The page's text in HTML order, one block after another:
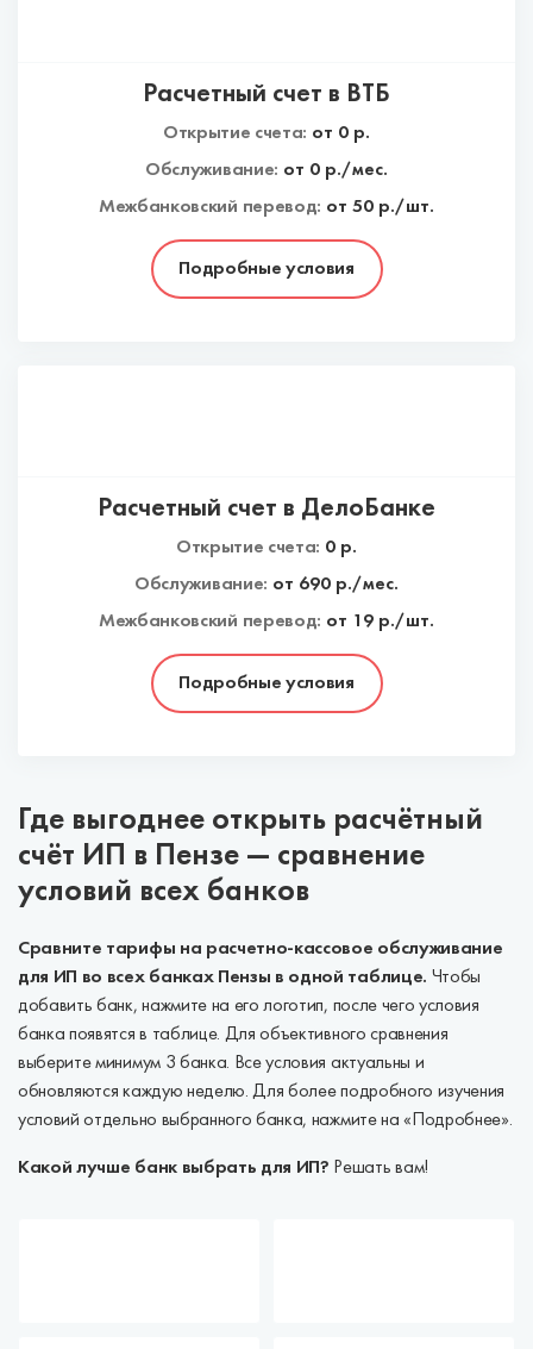
Подробные условия
Расчетный счет в ВТБ
Открытие счета: от 0 р.
Обслуживание: от 0р./мес.
Межбанковский перевод: от 50 р./шт.
Подробные условия
Расчетный счет в ДелоБанке
Открытие счета: 0 р.
Обслуживание: от 690р./мес.
Межбанковский перевод: от 19 р./шт.
Где выгоднее открыть расчётный
счёт ИП в Пензе — сравнение
условий всех банков
Сравните тарифы на расчетно-кассовое обслуживание
для ИП во всех банках Пензы в одной таблице. Чтобы
добавить банк, нажмите на его логотип, после чего условия
банка появятся в таблице. Для объективного сравнения
выберите минимум 3 банка. Все условия актуальны и
обновляются каждую неделю. Для более подробного изучения
условий отдельно выбранного банка, нажмите на «Подробнее».
Какой лучше банк выбрать для ИП? Решать вам!